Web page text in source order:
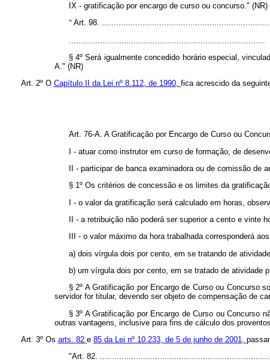
IX - gratificação por encargo de curso ou concurso." (NR)
" Art. 98.
§ 4ºSerá igualmente concedido horário especial,
A." (NR)
Art. 2º O Capítulo II da Lei nº 8.112, de 1990, fica acrescido da
Art. 76-A. A Gratificação por Encargo de Curso ou
I - atuar como instrutor em curso de formação, de
II - participar de banca examinadora ou de comissão
§ 1º Os critérios de concessão e os limites da
I - o valor da gratificação será calculado em horas,
II - a retribuição não poderá ser superior a cento e vinte
III - o valor máximo da hora trabalhada corresponderá
a) dois vírgula dois por cento, em se tratando de
b) um vírgula dois por cento, em se tratado de atividade
§ 2º A Gratificação por Encargo de Curso ou
servidor for titular, devendo ser objeto de compensação de
§ 3º A Gratificação por Encargo de Curso ou Concurso
outras vantagens, inclusive para fins de cálculo dos
Art. 3º Os arts. 82 e 85 da Lei nº 10.233, de 5 de junho de 2001,
"Art. 82.